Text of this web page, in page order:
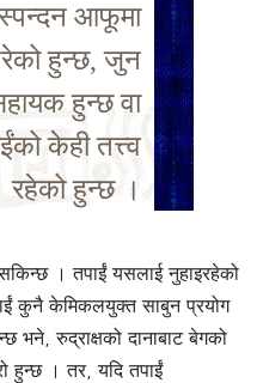
स्पन्दन आफूमा
हुन्छ, जुन
हुन्छ वा
केही तत्त्व
रहेको हुन्छ ।
। तपाईं यसलाई नुहाइरहेको
कुनै केमिकलयुक्त साबुन प्रयोग
भने, रुद्राक्षको दानाबाट बेगको
हुन्छ । तर, यदि तपाईं